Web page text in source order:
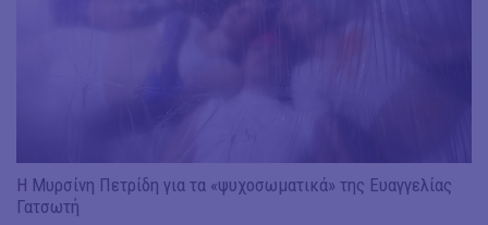
Η Μυρσίνη Πετρίδη για τα «ψυχοσωματικά» της Ευαγγελίας
Γατσωτή